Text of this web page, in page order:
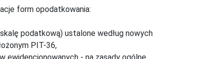
form opodatkowania:
podatkową) ustalone według nowych
PIT-36,